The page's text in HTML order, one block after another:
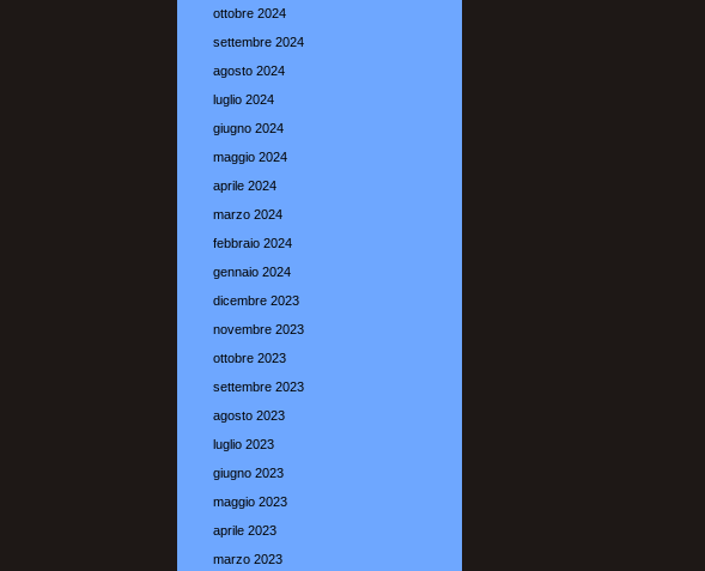
ottobre 2024
settembre 2024
agosto 2024
luglio 2024
giugno 2024
maggio 2024
aprile 2024
marzo 2024
febbraio 2024
gennaio 2024
dicembre 2023
novembre 2023
ottobre 2023
settembre 2023
agosto 2023
luglio 2023
giugno 2023
maggio 2023
aprile 2023
marzo 2023